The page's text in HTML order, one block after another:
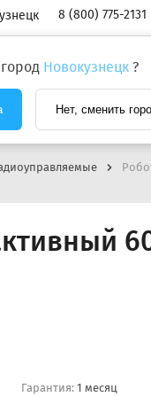
Новокузнецк ?
Нет, сменить
8 (800) 775-2131
SAMSUNG
Гарантия: 1 месяц